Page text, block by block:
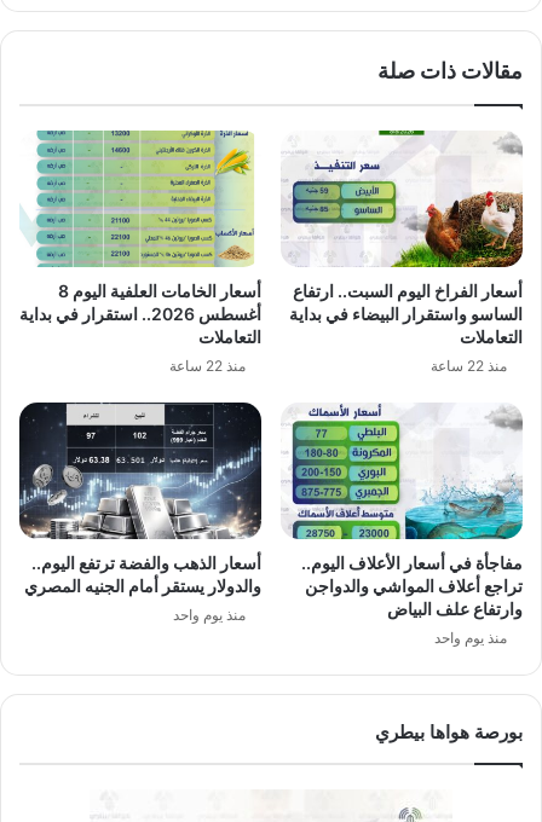
مقالات ذات صلة
أسعار الفراخ اليوم السبت.. ارتفاع
الساسو واستقرار البيضاء في بداية
التعاملات
منذ 22 ساعة
أسعار الخامات العلفية اليوم 8
أغسطس 2026.. استقرار في بداية
التعاملات
منذ 22 ساعة
مفاجأة في أسعار الأعلاف اليوم..
تراجع أعلاف المواشي والدواجن
وارتفاع علف البياض
منذ يوم واحد
أسعار الذهب والفضة ترتفع اليوم..
والدولار يستقر أمام الجنيه المصري
منذ يوم واحد
بورصة هواها بيطري